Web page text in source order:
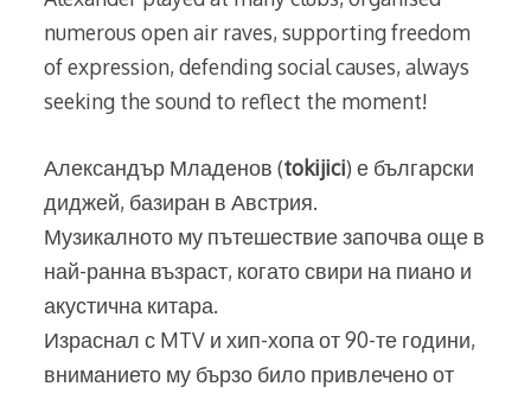
numerous open air raves, supporting freedom
of expression, defending social causes, always
seeking the sound to reflect the moment!
Александър Младенов (tokijici) е български
диджей, базиран в Австрия.
Музикалното му пътешествие започва още в
най-ранна възраст, когато свири на пиано и
акустична китара.
Израснал с MTV и хип-хопа от 90-те години,
вниманието му бързо било привлечено от